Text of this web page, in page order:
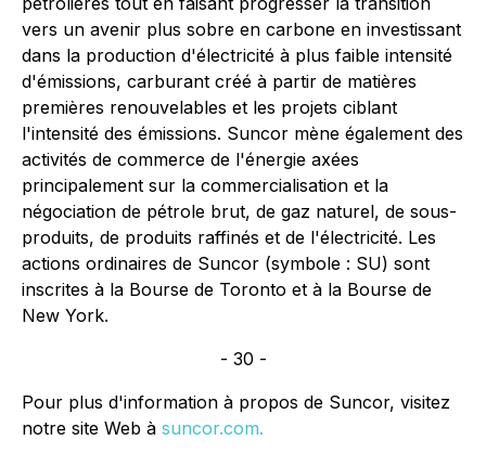
vers un avenir plus sobre en carbone en investissant
dans la production d'électricité à plus faible intensité
d'émissions, carburant créé à partir de matières
premières renouvelables et les projets ciblant
l'intensité des émissions. Suncor mène également des
activités de commerce de l'énergie axées
principalement sur la commercialisation et la
négociation de pétrole brut, de gaz naturel, de sous-
produits, de produits raffinés et de l'électricité. Les
actions ordinaires de Suncor (symbole : SU) sont
inscrites à la Bourse de Toronto et à la Bourse de
New York.
- 30 -
Pour plus d'information à propos de Suncor, visitez
notre site Web à suncor.com.